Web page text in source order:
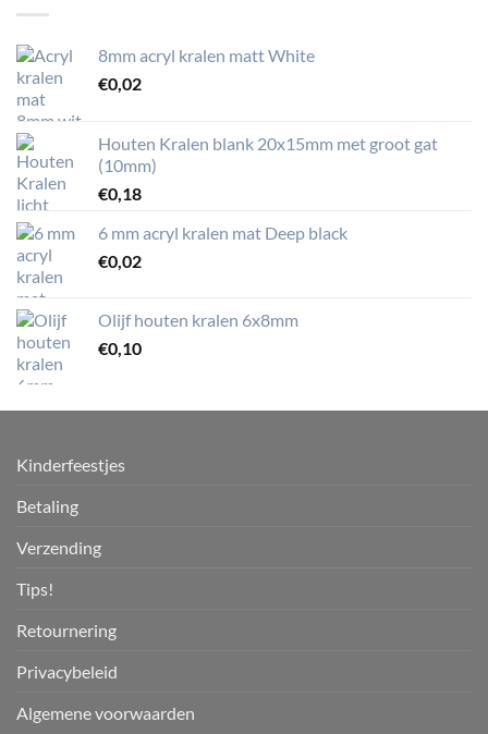
8mm acryl kralen matt White
€0,02
Houten Kralen blank 20x15mm met groot gat
(10mm)
€0,18
6 mm acryl kralen mat Deep black
€0,02
Olijf houten kralen 6x8mm
€0,10
Kinderfeestjes
Betaling
Verzending
Tips!
Retournering
Privacybeleid
Algemene voorwaarden